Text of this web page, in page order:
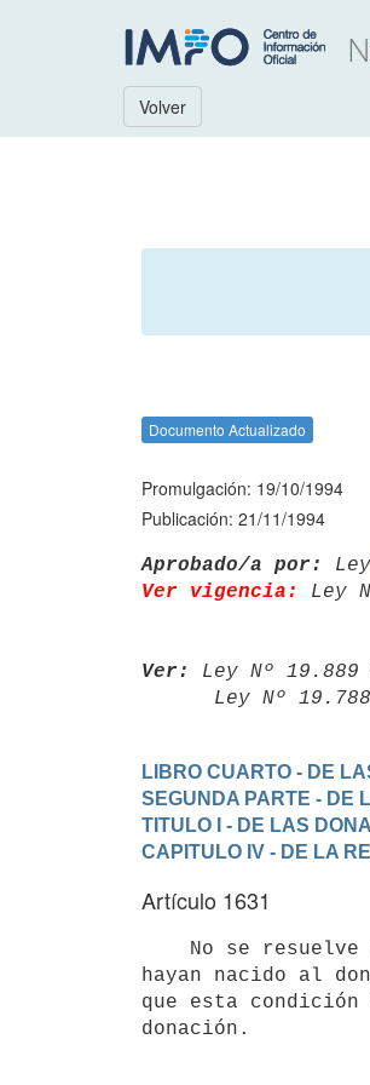
Volver
Documento Actualizado
Promulgación: 19/10/1994
Publicación: 21/11/1994
Aprobado/a por:
Ver vigencia:
Ley
Ver: Ley Nº
Ley Nº
LIBRO CUARTO - DE
SEGUNDA PARTE - DE
TITULO I - DE LAS
CAPITULO IV - DE LA
Artículo 1631
hayan nacido al
que esta